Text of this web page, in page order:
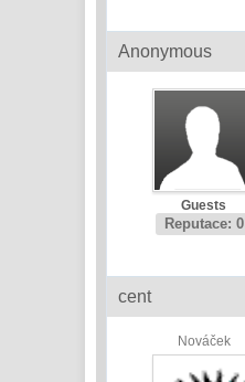
Anonymous
Guests
Reputace: 0
cent
Nováček